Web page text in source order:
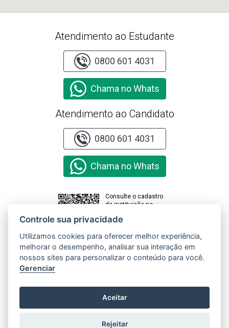
Atendimento ao Estudante
0800 601 4031
Chama no Whats
Atendimento ao Candidato
0800 601 4031
Chama no Whats
Consulte o cadastro
da instituição no
Clique aqui e
acesse o
Salarial de
Copyright © 2000 - 2026 Universidade Paranaense. Todos os direitos
Controle sua privacidade
Utilizamos cookies para oferecer melhor experiência,
melhorar o desempenho, analisar sua interação em
nossos sites para personalizar o conteúdo para você.
Gerenciar
Aceitar
Rejeitar